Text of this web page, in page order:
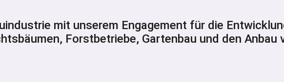
mit unserem Engagement für die
Forstbetriebe, Gartenbau und den Anbau